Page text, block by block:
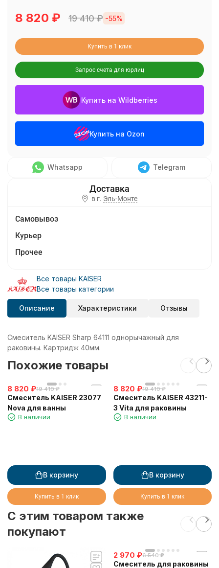
8 820 ₽ 19 410₽ -55%
Купить в 1 клик
Запрос счета для юрлиц
Купить на Wildberries
Купить на Ozon
Whatsapp Telegram
в г. Эль-Монте
Самовывоз
Курьер
Прочее
Все товары KAISER
Все товары категории
Описание Характеристики Отзывы
Смеситель KAISER Sharp 64111 однорычажный для
раковины. Картридж 40мм.
Похожие товары
8 820 ₽19 410 ₽
Смеситель KAISER 23077
Nova для ванны
В наличии
В корзину
Купить в 1 клик
8 820 ₽19 410 ₽
Смеситель KAISER 43211-
3 Vita для раковины
В наличии
В корзину
Купить в 1 клик
C этим товаром также
покупают
2 970 ₽6 540 ₽
Смеситель для раковины